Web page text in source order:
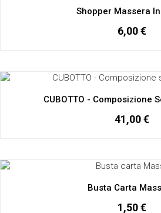
Shopper Massera
6,00 €
CUBOTTO - Composizione
41,00 €
Busta Carta
1,50 €